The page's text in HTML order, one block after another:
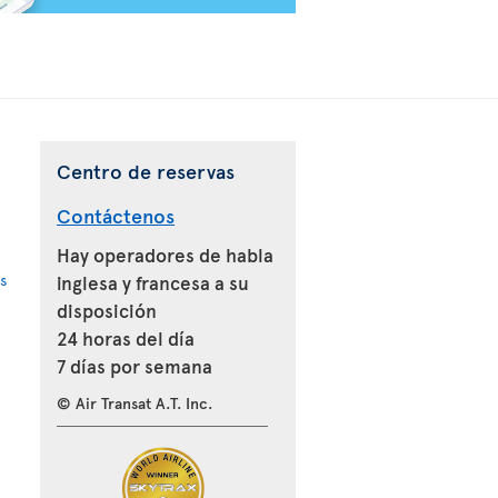
Centro de reservas
Contáctenos
Hay operadores de habla
inglesa y francesa a su
disposición
24 horas del día
7 días por semana
© Air Transat A.T. Inc.